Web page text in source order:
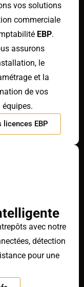
vos solutions
commerciale
EBP.
assurons
le
et la
de vos
équipes.
licences EBP
avec notre
détection
pour une